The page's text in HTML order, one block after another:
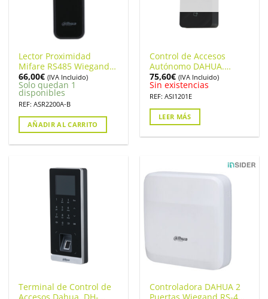
Lector Proximidad
Mifare RS485 Wiegand
IP66 Bluetooth.
ASR2200A-B
66,00€ (IVA Incluido)
Solo quedan 1
disponibles
REF: ASR2200A-B
AÑADIR AL CARRITO
Control de Accesos
Autónomo DAHUA.
ASI1201E
75,60€ (IVA Incluido)
Sin existencias
REF: ASI1201E
LEER MÁS
Terminal de Control de
Controladora DAHUA 2